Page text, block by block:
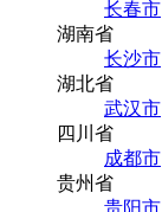
长春市
湖南省
长沙市
湖北省
武汉市
四川省
成都市
贵州省
贵阳市